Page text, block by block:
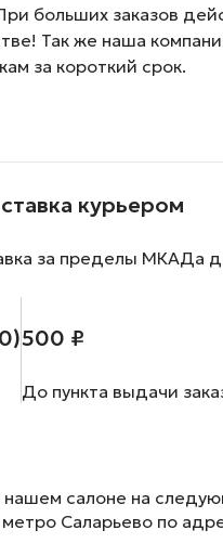
больших заказов
Так же наша
за короткий срок.
курьером
за пределы МКАДа
500 ₽
До пункта выдачи
салоне на
Саларьево по